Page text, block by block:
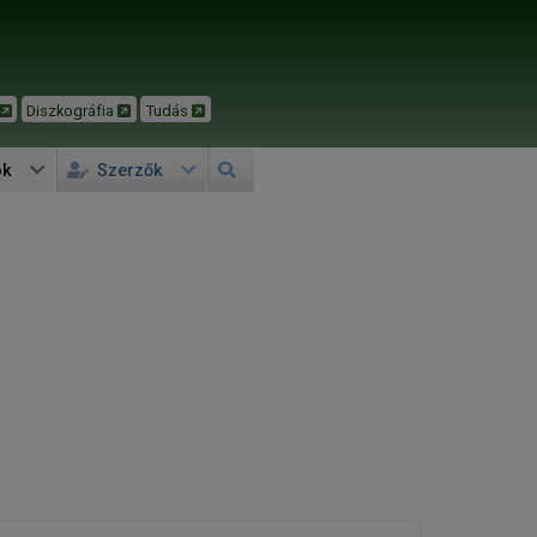
Diszkográfia Tudás
Szerzők